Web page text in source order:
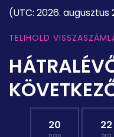
(UTC: 2026.
TELIHOLD
20 22